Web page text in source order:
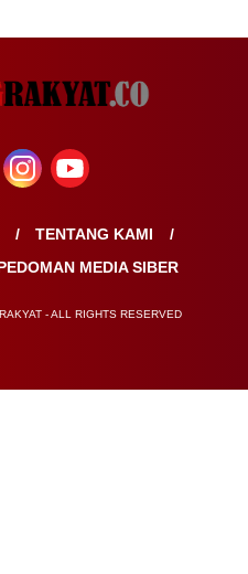
TENTANG KAMI
MEDIA SIBER
- ALL RIGHTS RESERVED